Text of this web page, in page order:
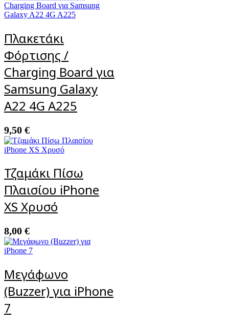
Πλακετάκι
Φόρτισης /
Charging Board για
Samsung Galaxy
A22 4G A225
9,50 €
Τζαμάκι Πίσω
Πλαισίου iPhone
XS Χρυσό
8,00 €
Μεγάφωνο
(Buzzer) για iPhone
7